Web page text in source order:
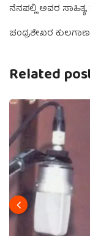
ನೆನಪಲ್ಲಿ ಅವರ
ಚಂದ್ರಶೇಖರ ಕುಲಗಾಣ
Related